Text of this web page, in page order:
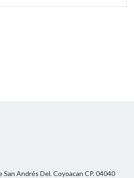
San Andrés Del. Coyoacan CP. 04040